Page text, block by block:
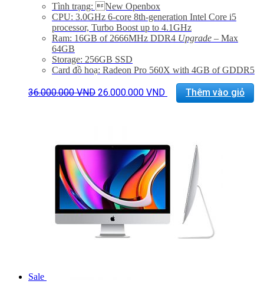
Tình trạng: New Openbox
CPU: 3.0GHz 6-core 8th-generation Intel Core i5
processor, Turbo Boost up to 4.1GHz
Ram: 16GB of 2666MHz DDR4 Upgrade – Max
64GB
Storage: 256GB SSD
Card đồ hoạ: Radeon Pro 560X with 4GB of GDDR5
Màn hình: 21.5 inch Retina 4K display display (4096 x
36.000.000VND Giá
gốc
26.000.000 VND Giá
hiện
Thêm vào giỏ
Sale